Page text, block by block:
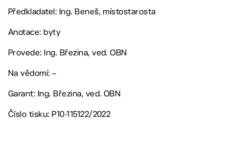
Předkladatel: Ing. Beneš, místostarosta
Anotace: byty
Provede: Ing. Březina, ved. OBN
Na vědomí: –
Garant: Ing. Březina, ved. OBN
Číslo tisku: P10-115122/2022